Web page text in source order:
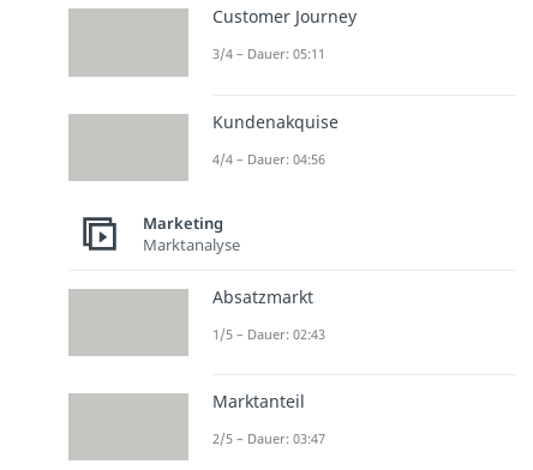
Customer Journey
3/4 – Dauer: 05:11
Kundenakquise
4/4 – Dauer: 04:56
Marketing
Marktanalyse
Absatzmarkt
1/5 – Dauer: 02:43
Marktanteil
2/5 – Dauer: 03:47